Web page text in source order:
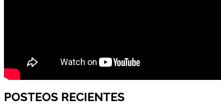
POSTEOS RECIENTES